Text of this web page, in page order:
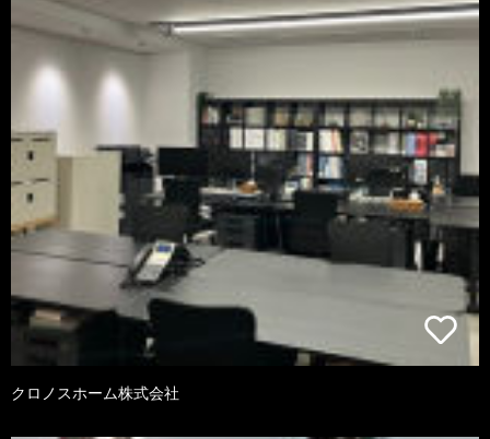
クロノスホーム株式会社